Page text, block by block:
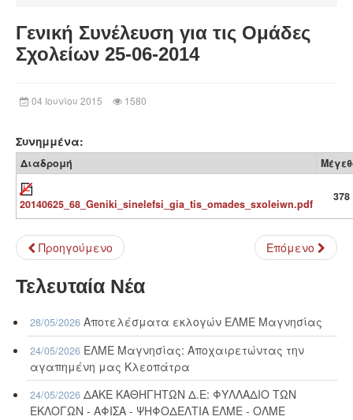
Χρήσιμα
Γενική Συνέλευση για τις Ομάδες
Σχολείων 25-06-2014
04 Ιουνίου 2015 1580
Συνημμένα:
Διαδρομή
20140625_68_Geniki_sinelefsi_gia_tis_omades_sxoleiwn.pdf
Προηγούμενο Επόμενο
Τελευταία Νέα
28/05/2026 Αποτελέσματα εκλογών ΕΛΜΕ Μαγνησίας
24/05/2026 ΕΛΜΕ Μαγνησίας: Αποχαιρετώντας την
αγαπημένη μας Κλεοπάτρα
24/05/2026 ΔΑΚΕ ΚΑΘΗΓΗΤΩΝ Δ.Ε: ΦΥΛΛΑΔΙΟ ΤΩΝ
ΕΚΛΟΓΩΝ - ΑΦΙΣΑ - ΨΗΦΟΔΕΛΤΙΑ ΕΛΜΕ - ΟΛΜΕ